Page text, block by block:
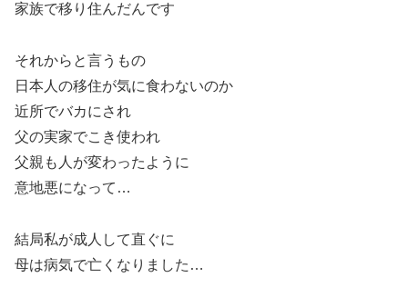
家族で移り住んだんです
それからと言うもの
日本人の移住が気に食わないのか
近所でバカにされ
父の実家でこき使われ
父親も人が変わったように
意地悪になって…
結局私が成人して直ぐに
母は病気で亡くなりました…